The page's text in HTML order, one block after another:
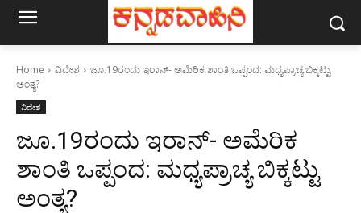
Home ವಿದೇಶ
ಜೂ.19ರಂದು ಇರಾನ್- ಅಮೆರಿಕ ಶಾಂತಿ ಒಪ್ಪಂದ: ಮಧ್ಯಪ್ರಾಚ್ಯ ಬಿಕ್ಕಟ್ಟು
ಅಂತ್ಯ?
ವಿದೇಶ
ಜೂ.19ರಂದು ಇರಾನ್- ಅಮೆರಿಕ
ಶಾಂತಿ ಒಪ್ಪಂದ: ಮಧ್ಯಪ್ರಾಚ್ಯ ಬಿಕ್ಕಟ್ಟು
ಅಂತ್ಯ?